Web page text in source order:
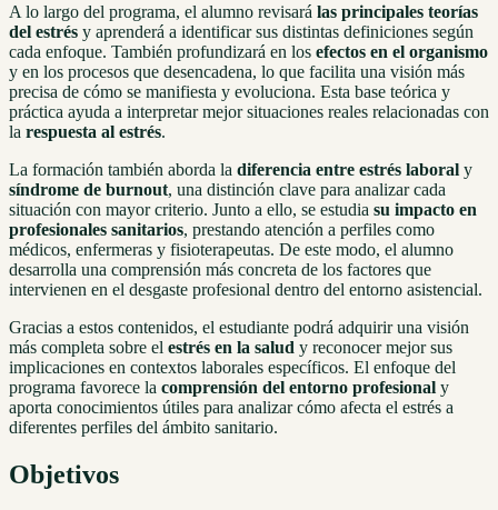
A lo largo del programa, el alumno revisará las principales teorías
del estrés y aprenderá a identificar sus distintas definiciones según
cada enfoque. También profundizará en los efectos en el organismo
y en los procesos que desencadena, lo que facilita una visión más
precisa de cómo se manifiesta y evoluciona. Esta base teórica y
práctica ayuda a interpretar mejor situaciones reales relacionadas con
la respuesta al estrés.
La formación también aborda la diferencia entre estrés laboral y
síndrome de burnout, una distinción clave para analizar cada
situación con mayor criterio. Junto a ello, se estudia su impacto en
profesionales sanitarios, prestando atención a perfiles como
médicos, enfermeras y fisioterapeutas. De este modo, el alumno
desarrolla una comprensión más concreta de los factores que
intervienen en el desgaste profesional dentro del entorno asistencial.
Gracias a estos contenidos, el estudiante podrá adquirir una visión
más completa sobre el estrés en la salud y reconocer mejor sus
implicaciones en contextos laborales específicos. El enfoque del
programa favorece la comprensión del entorno profesional y
aporta conocimientos útiles para analizar cómo afecta el estrés a
diferentes perfiles del ámbito sanitario.
Objetivos